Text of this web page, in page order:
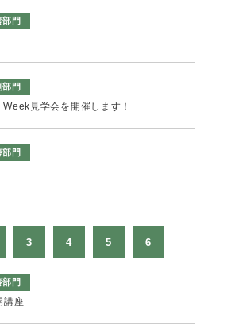
部門
部門
見学会を開催します！
部門
3 4 5 6
部門
講座